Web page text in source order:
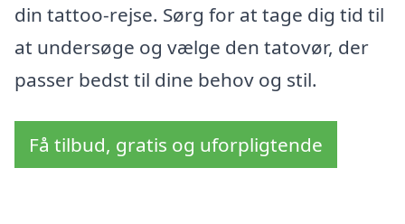
din tattoo-rejse. Sørg for at tage dig tid til
at undersøge og vælge den tatovør, der
passer bedst til dine behov og stil.
Få tilbud, gratis og uforpligtende